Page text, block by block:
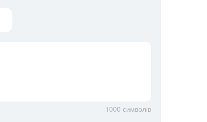
1000 символів